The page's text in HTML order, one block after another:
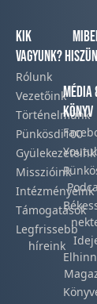
Kik
vagyunk?
Rólunk
Vezetőink
Történelmünk​
Pünkösdi100
Gyülekezeteink​
Misszióink​
Intézményeink
Támogatások
Legfrissebb
híreink​
Média
Könyv